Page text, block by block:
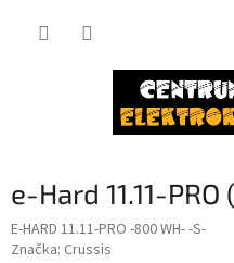
e-Hard 11.11-
E-HARD 11.11-PRO -800 WH- -S-
Značka: Crussis